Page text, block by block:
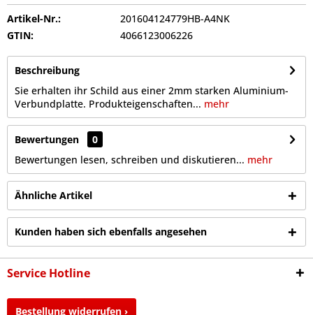
Artikel-Nr.:
201604124779HB-A4NK
GTIN:
4066123006226
Beschreibung
Sie erhalten ihr Schild aus einer 2mm starken Aluminium-
Verbundplatte. Produkteigenschaften... mehr
Bewertungen
0
Bewertungen lesen, schreiben und diskutieren... mehr
Ähnliche Artikel
Kunden haben sich ebenfalls angesehen
Service Hotline
Bestellung widerrufen ›